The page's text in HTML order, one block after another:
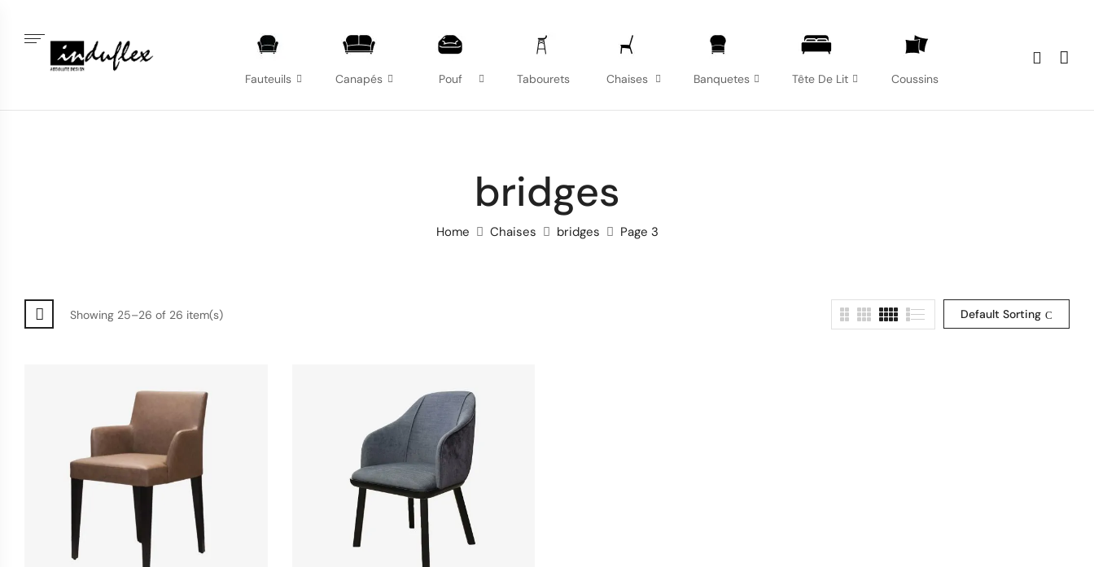
Fauteuils Canapés Pouf Tabourets Chaises Banquetes Tête De Lit Coussins
bridges
Home Chaises bridges Page 3
Default Sorting
Showing 25–26 of 26 item(s)